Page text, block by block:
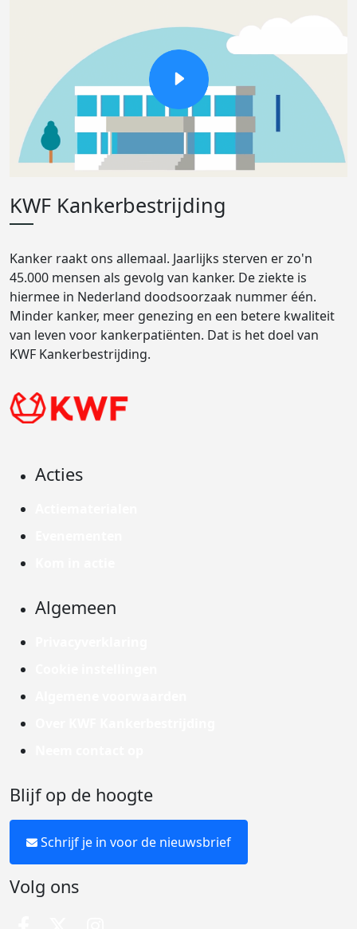
KWF Kankerbestrijding
Kanker raakt ons allemaal. Jaarlijks sterven er zo'n
45.000 mensen als gevolg van kanker. De ziekte is
hiermee in Nederland doodsoorzaak nummer één.
Minder kanker, meer genezing en een betere kwaliteit
van leven voor kankerpatiënten. Dat is het doel van
KWF Kankerbestrijding.
Acties
Algemeen
Blijf op de hoogte
Schrijf je in voor de nieuwsbrief
Volg ons